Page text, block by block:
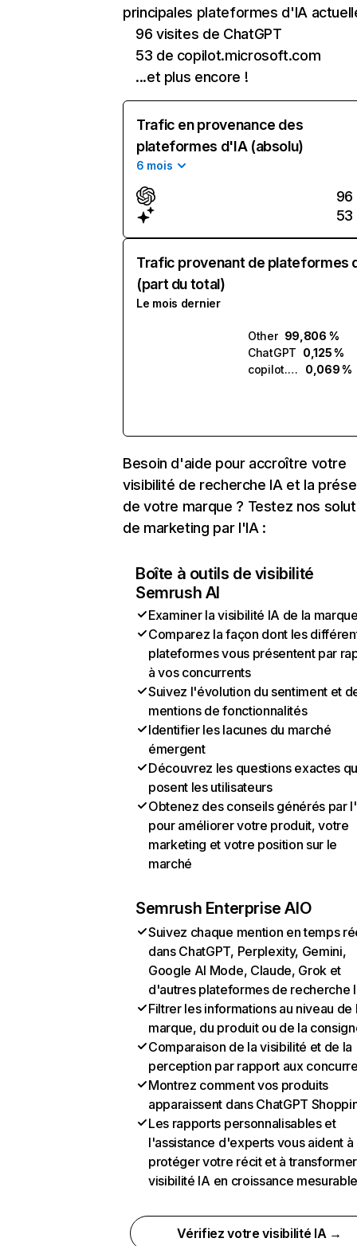
principales plateformes d'IA
96 visites de ChatGPT
53 de copilot.microsoft.com
...et plus encore !
Trafic en provenance des
plateformes d'IA (absolu)
6 mois
96
53
Trafic provenant de plateformes
(part du total)
Le mois dernier
Other 99,806 %
ChatGPT 0,125 %
copilot.microsoft.com
0,069 %
Besoin d'aide pour accroître votre
visibilité de recherche IA et la
de votre marque ? Testez nos
de marketing par l'IA :
Boîte à outils de visibilité
Semrush AI
Examiner la visibilité IA de la
Comparez la façon dont les
plateformes vous présentent par
à vos concurrents
Suivez l'évolution du sentiment et
mentions de fonctionnalités
Identifier les lacunes du marché
émergent
Découvrez les questions exactes
posent les utilisateurs
Obtenez des conseils générés par
pour améliorer votre produit, votre
marketing et votre position sur le
marché
Semrush Enterprise AIO
Suivez chaque mention en temps
dans ChatGPT, Perplexity, Gemini,
Google AI Mode, Claude, Grok et
d'autres plateformes de recherche
Filtrer les informations au niveau de
marque, du produit ou de la
Comparaison de la visibilité et de la
perception par rapport aux
Montrez comment vos produits
apparaissent dans ChatGPT
Les rapports personnalisables et
l'assistance d'experts vous aident à
protéger votre récit et à
visibilité IA en croissance
Vérifiez votre visibilité IA →